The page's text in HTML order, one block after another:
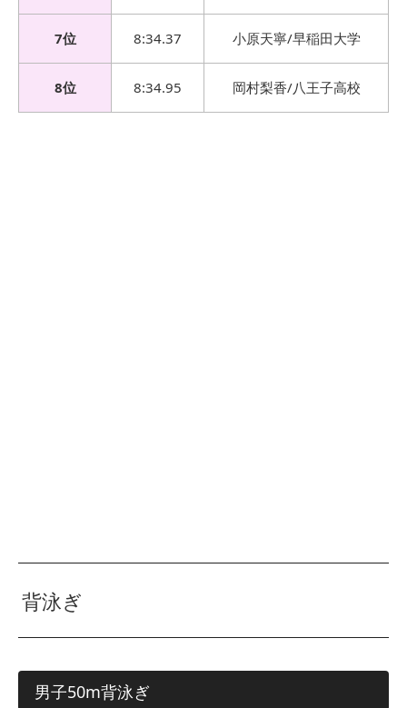
7位 8:34.37 小原天寧/早稲田大学
8位 8:34.95 岡村梨香/八王子高校
背泳ぎ
男子50m背泳ぎ